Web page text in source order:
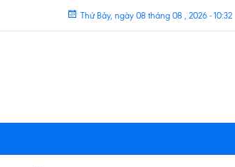
Thứ Bảy, ngày 08 tháng 08 , 2026 - 10:32